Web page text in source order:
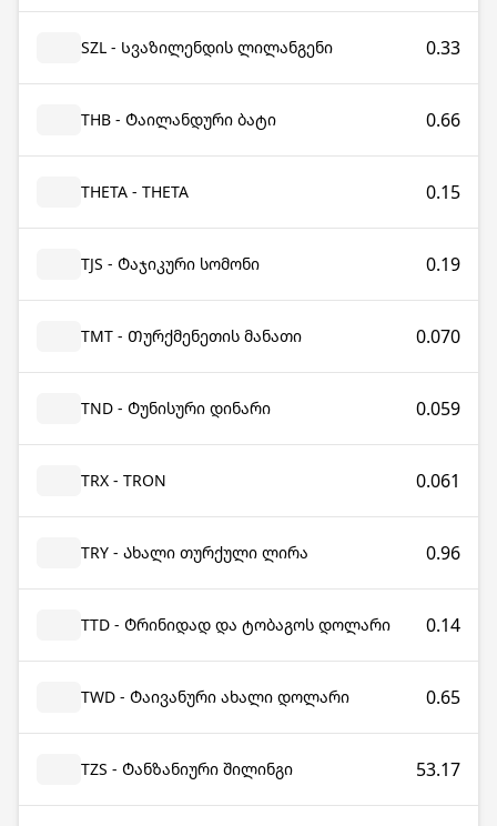
SZL - Სვაზილენდის ლილანგენი 0.33
THB - Ტაილანდური ბატი 0.66
THETA - THETA 0.15
TJS - Ტაჯიკური სომონი 0.19
TMT - Თურქმენეთის მანათი 0.070
TND - Ტუნისური დინარი 0.059
TRX - TRON 0.061
TRY - Ახალი თურქული ლირა 0.96
TTD - Ტრინიდად და ტობაგოს დოლარი 0.14
TWD - Ტაივანური ახალი დოლარი 0.65
TZS - Ტანზანიური შილინგი 53.17